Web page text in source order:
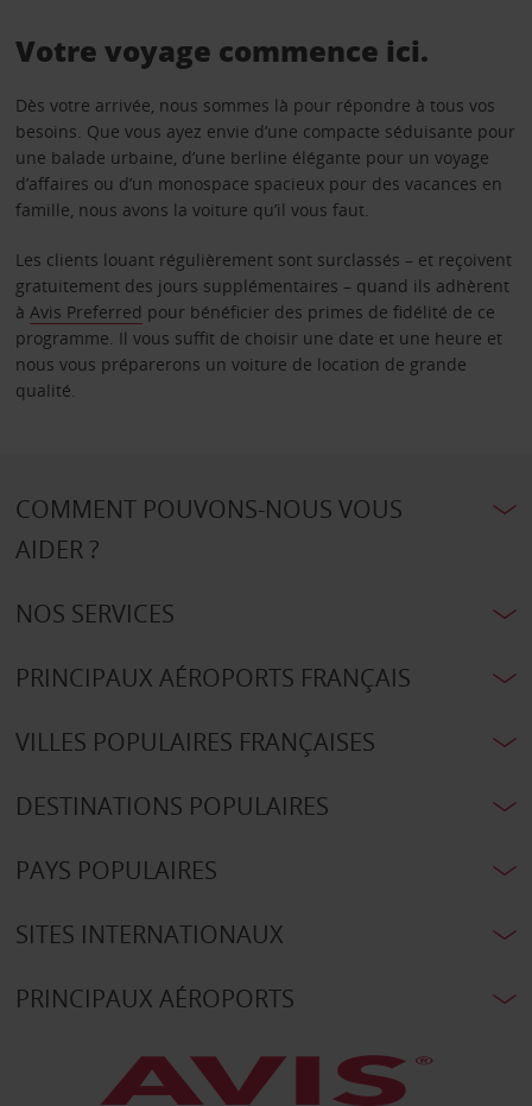
Votre voyage commence ici.
Dès votre arrivée, nous sommes là pour répondre à tous vos
besoins. Que vous ayez envie d’une compacte séduisante pour
une balade urbaine, d’une berline élégante pour un voyage
d’affaires ou d’un monospace spacieux pour des vacances en
famille, nous avons la voiture qu’il vous faut.
Les clients louant régulièrement sont surclassés – et reçoivent
gratuitement des jours supplémentaires – quand ils adhèrent
à Avis Preferred pour bénéficier des primes de fidélité de ce
programme. Il vous suffit de choisir une date et une heure et
nous vous préparerons un voiture de location de grande
qualité.
COMMENT POUVONS-NOUS VOUS
AIDER ?
NOS SERVICES
PRINCIPAUX AÉROPORTS FRANÇAIS
VILLES POPULAIRES FRANÇAISES
DESTINATIONS POPULAIRES
PAYS POPULAIRES
SITES INTERNATIONAUX
PRINCIPAUX AÉROPORTS